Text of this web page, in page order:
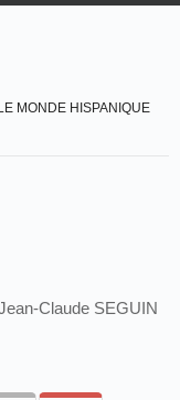
MONDE HISPANIQUE
Claude SEGUIN